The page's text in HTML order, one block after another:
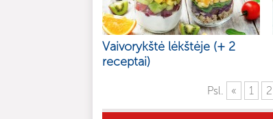
Vaivorykštė lėkštėje (+ 2
receptai)
Psl. « 1 2